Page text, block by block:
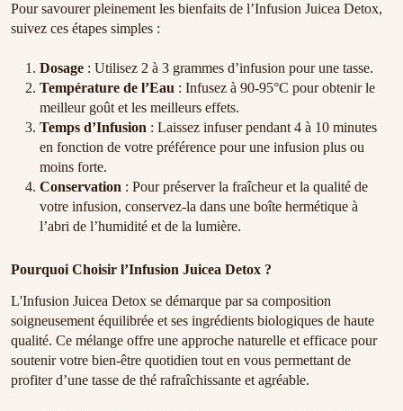
Pour savourer pleinement les bienfaits de l’Infusion Juicea Detox,
suivez ces étapes simples :
Dosage : Utilisez 2 à 3 grammes d’infusion pour une tasse.
Température de l’Eau : Infusez à 90-95°C pour obtenir le
meilleur goût et les meilleurs effets.
Temps d’Infusion : Laissez infuser pendant 4 à 10 minutes
en fonction de votre préférence pour une infusion plus ou
moins forte.
Conservation : Pour préserver la fraîcheur et la qualité de
votre infusion, conservez-la dans une boîte hermétique à
l’abri de l’humidité et de la lumière.
Pourquoi Choisir l’Infusion Juicea Detox ?
L'Infusion Juicea Detox se démarque par sa composition
soigneusement équilibrée et ses ingrédients biologiques de haute
qualité. Ce mélange offre une approche naturelle et efficace pour
soutenir votre bien-être quotidien tout en vous permettant de
profiter d’une tasse de thé rafraîchissante et agréable.